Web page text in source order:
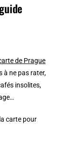
de Prague
à ne pas rater,
insolites,
carte pour